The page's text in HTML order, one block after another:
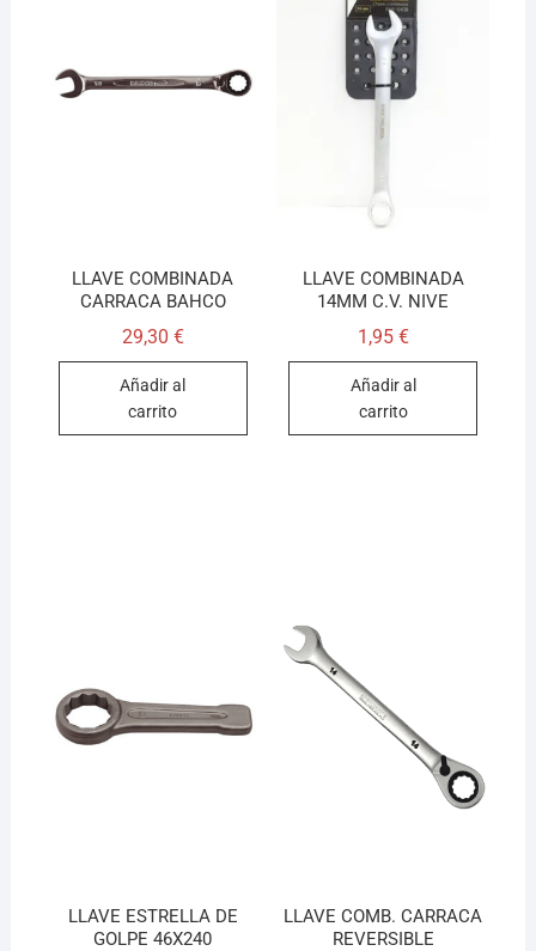
LLAVE COMBINADA
CARRACA BAHCO
29,30 €
Añadir al
carrito
LLAVE COMBINADA
14MM C.V. NIVE
1,95 €
Añadir al
carrito
LLAVE ESTRELLA DE
GOLPE 46X240
LLAVE COMB. CARRACA
REVERSIBLE